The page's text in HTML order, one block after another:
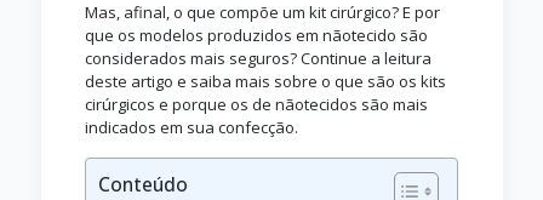
Mas, afinal, o que compõe um kit cirúrgico? E por
que os modelos produzidos em nãotecido são
considerados mais seguros? Continue a leitura
deste artigo e saiba mais sobre o que são os kits
cirúrgicos e porque os de nãotecidos são mais
indicados em sua confecção.
Conteúdo